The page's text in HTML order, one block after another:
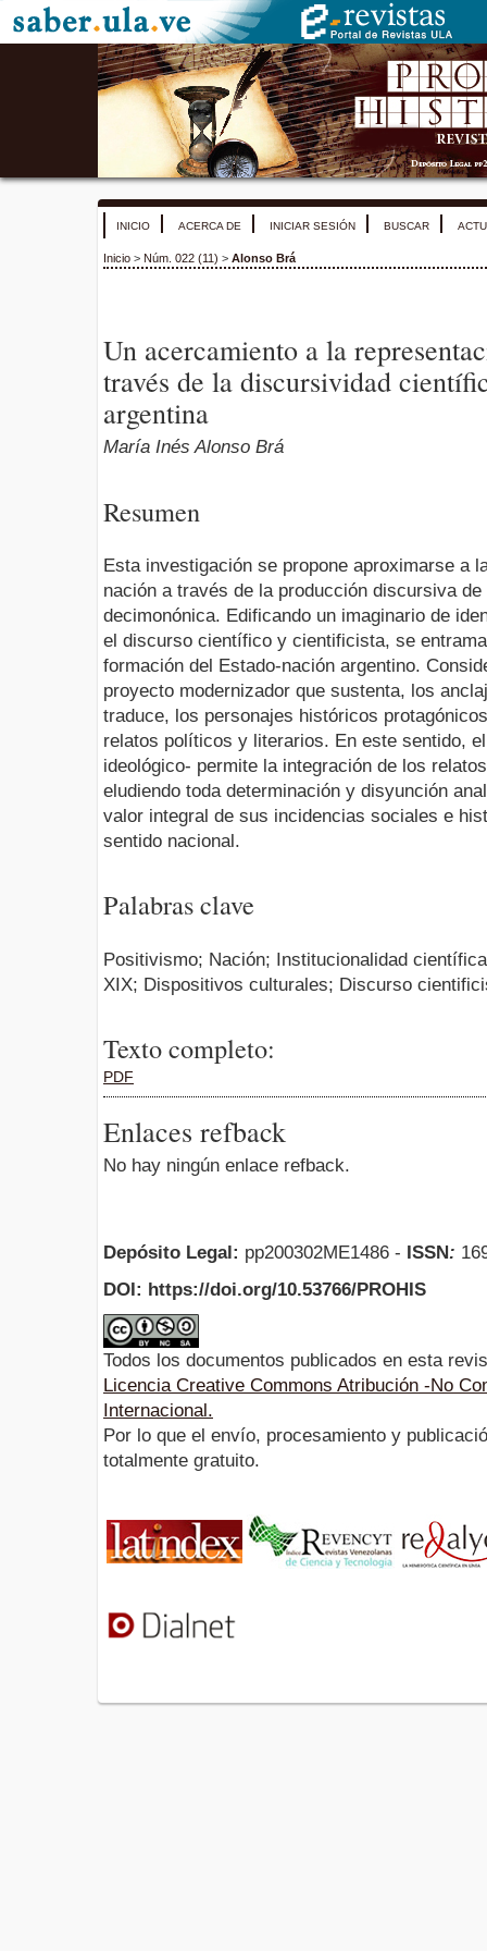
INICIO ACERCA DE INICIAR SESIÓN BUSCAR
Inicio > Núm. 022 (11) > Alonso Brá
Un acercamiento a la
través de la discursividad
argentina
María Inés Alonso Brá
Resumen
Esta investigación se propone aproximarse a
nación a través de la producción discursiva
decimonónica. Edificando un imaginario de
el discurso científico y cientificista, se
formación del Estado-nación argentino.
proyecto modernizador que sustenta, los
traduce, los personajes históricos
relatos políticos y literarios. En este sentido,
ideológico- permite la integración de los
eludiendo toda determinación y disyunción
valor integral de sus incidencias sociales e
sentido nacional.
Palabras clave
Positivismo; Nación; Institucionalidad
XIX; Dispositivos culturales; Discurso
Texto completo:
PDF
Enlaces refback
No hay ningún enlace refback.
Depósito Legal: pp200302ME1486 - ISSN:
DOI: https://doi.org/10.53766/PROHIS
Todos los documentos publicados en esta
Licencia Creative Commons Atribución -No
Internacional.
Por lo que el envío, procesamiento y
totalmente gratuito.